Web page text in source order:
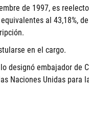
de 1997, es
al 43,18%,
en el cargo.
designó embajador de
Naciones Unidas para